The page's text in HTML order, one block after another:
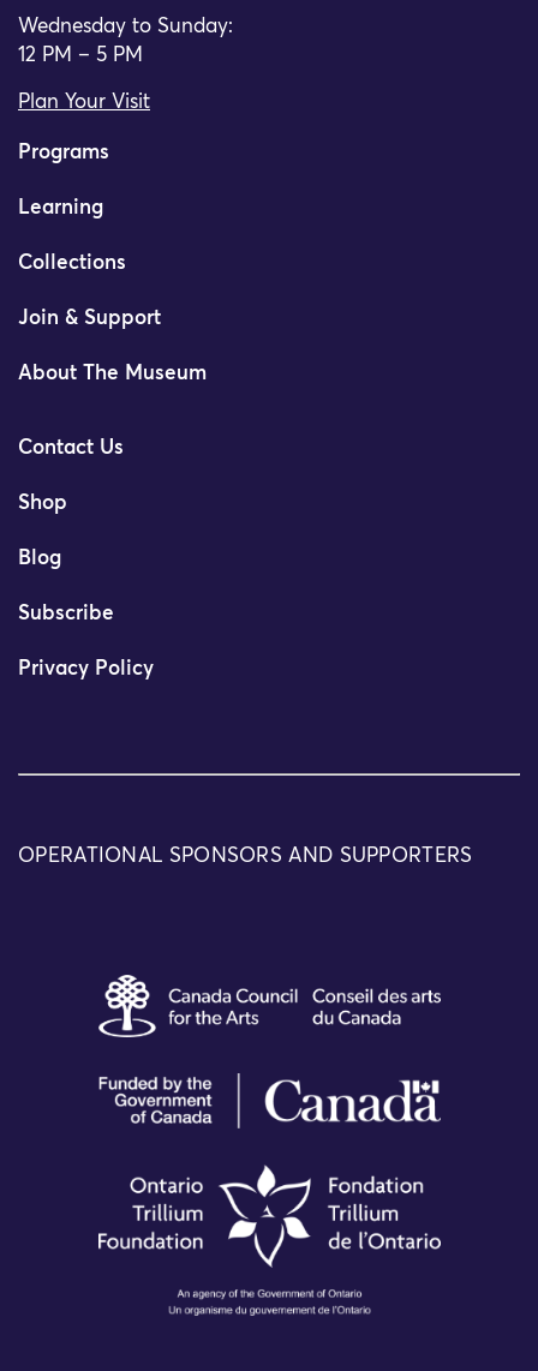
Wednesday to Sunday:
12 PM – 5 PM
Plan Your Visit
Programs
Learning
Collections
Join & Support
About The Museum
Contact Us
Shop
Blog
Subscribe
Privacy Policy
OPERATIONAL SPONSORS AND SUPPORTERS